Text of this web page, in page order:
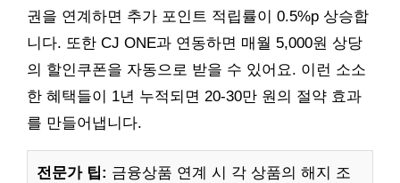
권을 연계하면 추가 포인트 적립률이 0.5%p 상승합
니다. 또한 CJ ONE과 연동하면 매월 5,000원 상당
의 할인쿠폰을 자동으로 받을 수 있어요. 이런 소소
한 혜택들이 1년 누적되면 20-30만 원의 절약 효과
를 만들어냅니다.
전문가 팁: 금융상품 연계 시 각 상품의 해지 조